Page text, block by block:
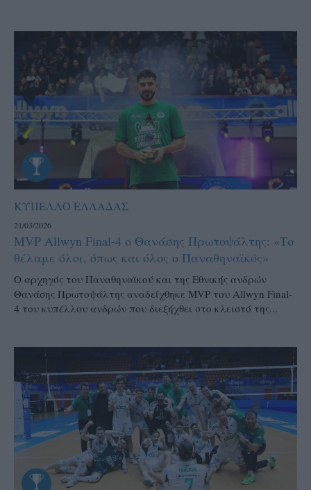
ΚΥΠΕΛΛΟ ΕΛΛΑΔΑΣ
21/03/2026
MVP Allwyn Final-4 ο Θανάσης Πρωτοψάλτης: «Το
θέλαμε όλοι, όπως και όλος ο Παναθηναϊκός»
Ο αρχηγός του Παναθηναϊκού και της Εθνικής ανδρών
Θανάσης Πρωτοψάλτης αναδείχθηκε MVP του Allwyn Final-
4 του κυπέλλου ανδρών που διεξήχθει στο κλειστό της...